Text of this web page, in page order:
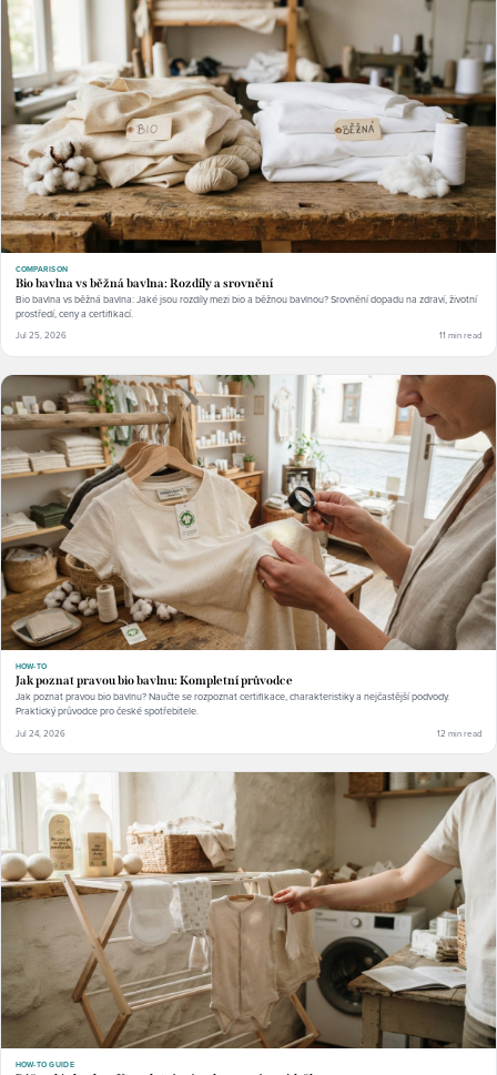
COMPARISON
Bio bavlna vs běžná bavlna: Rozdíly a srovnění
Bio bavlna vs běžná bavlna: Jaké jsou rozdíly mezi bio a běžnou bavlnou? Srovnění dopadu na zdraví, životní
prostředí, ceny a certifikací.
Jul 25, 2026 11 min read
HOW-TO
Jak poznat pravou bio bavlnu: Kompletní průvodce
Jak poznat pravou bio bavlnu? Naučte se rozpoznat certifikace, charakteristiky a nejčastější podvody.
Praktický průvodce pro české spotřebitele.
Jul 24, 2026 12 min read
HOW-TO GUIDE